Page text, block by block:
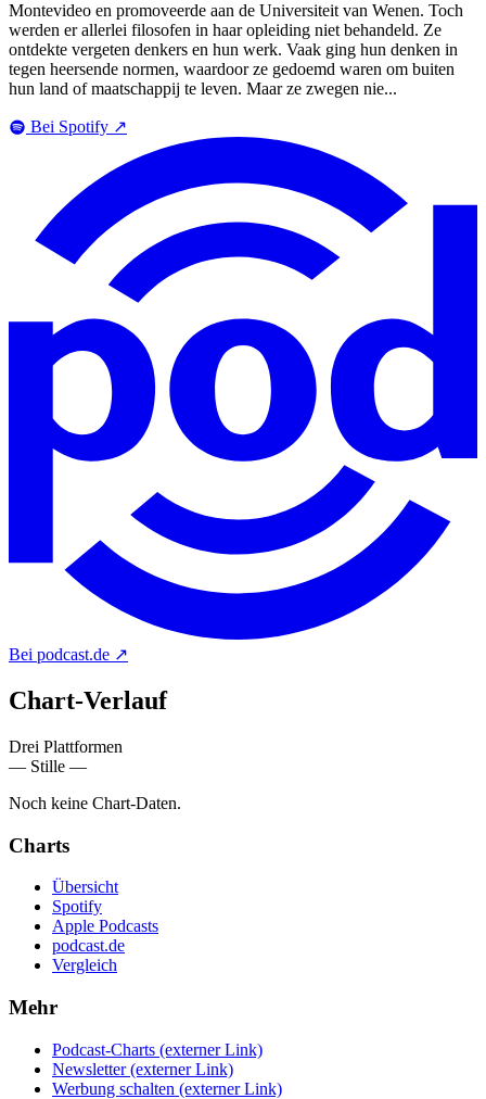
Montevideo en promoveerde aan de Universiteit van Wenen. Toch
werden er allerlei filosofen in haar opleiding niet behandeld. Ze
ontdekte vergeten denkers en hun werk. Vaak ging hun denken in
tegen heersende normen, waardoor ze gedoemd waren om buiten
hun land of maatschappij te leven. Maar ze zwegen nie...
Bei Spotify ↗
Bei podcast.de ↗
Chart-Verlauf
Drei Plattformen
— Stille —
Noch keine Chart-Daten.
Charts
Übersicht
Spotify
Apple Podcasts
podcast.de
Vergleich
Mehr
Podcast-Charts (externer Link)
Newsletter (externer Link)
Werbung schalten (externer Link)